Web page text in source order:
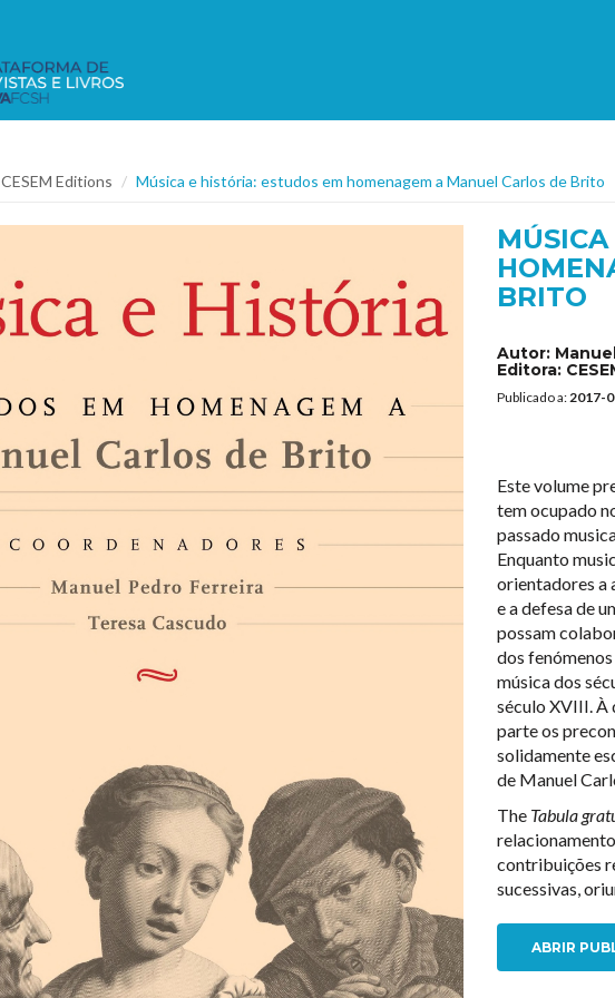
CESEM Editions Música e história: estudos em homenagem a Manuel Carlos de Brito
BRITO
Autor:
Editora:
Publicado a: 2017-
Este volume
tem ocupado
passado
Enquanto
orientadores a
e a defesa de
possam
dos
música dos
século XVIII. À
parte os
solidamente
de Manuel
The Tabula
contribuições
sucessivas,
ABRIR